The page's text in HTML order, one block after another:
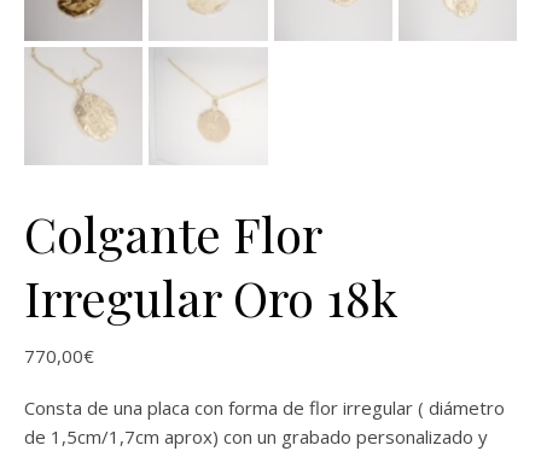
Colgante Flor
Irregular Oro 18k
770,00€
Consta de una placa con forma de flor irregular ( diámetro
de 1,5cm/1,7cm aprox) con un grabado personalizado y